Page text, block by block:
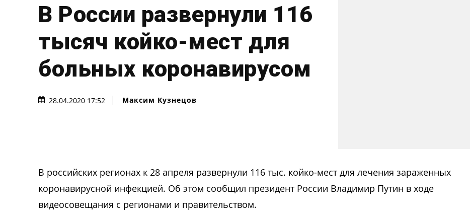
В России развернули 116
тысяч койко-мест для
больных коронавирусом
28.04.2020 17:52 Максим Кузнецов
В российских регионах к 28 апреля развернули 116 тыс. койко-мест для лечения зараженных
коронавирусной инфекцией. Об этом сообщил президент России Владимир Путин в ходе
видеосовещания с регионами и правительством.